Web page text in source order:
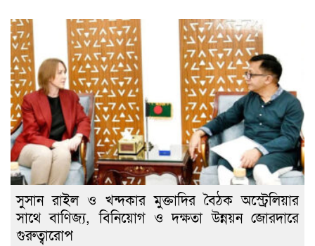
সুসান রাইল ও খন্দকার মুক্তাদির বৈঠক অস্ট্রেলিয়ার
সাথে বাণিজ্য, বিনিয়োগ ও দক্ষতা উন্নয়ন জোরদারে
গুরুত্বারোপ